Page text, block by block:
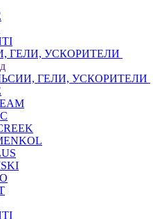
ГЕЛИ, УСКОРИТЕЛИ
ГЕЛИ, УСКОРИТЕЛИ